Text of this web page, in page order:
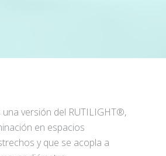
una versión del RUTILIGHT®,
en espacios
y que se acopla a